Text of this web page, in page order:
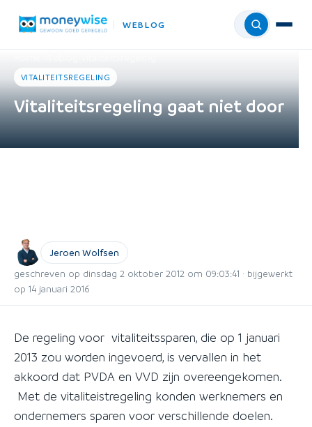
WEBLOG Menu
VITALITEITSREGELING
Vitaliteitsregeling gaat niet door
Jeroen Wolfsen
geschreven op dinsdag 2 oktober 2012 om 09:03:41 · bijgewerkt
op 14 januari 2016
De regeling voor vitaliteitssparen, die op 1 januari
2013 zou worden ingevoerd, is vervallen in het
akkoord dat PVDA en VVD zijn overeengekomen.
Met de vitaliteistregeling konden werknemers en
ondernemers sparen voor verschillende doelen.